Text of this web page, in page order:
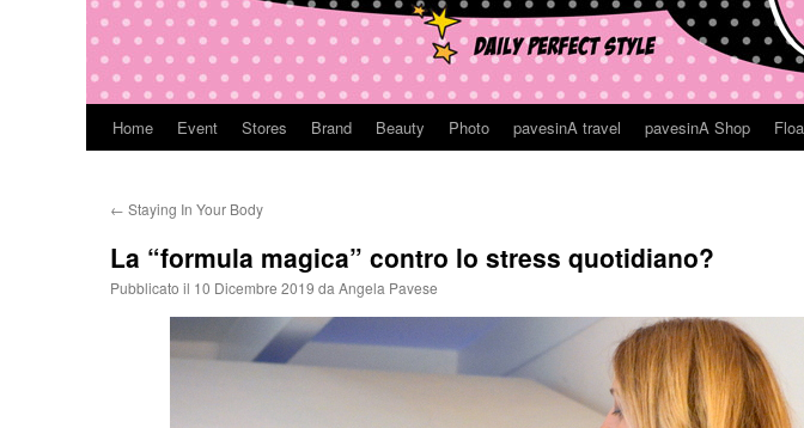
Vai
contenuto
Home Event Stores Brand Beauty Photo pavesinA travel pavesinA Shop
← Staying In Your Body
La “formula magica” contro lo stress quotidiano?
Pubblicato il 10 Dicembre 2019 da Angela Pavese